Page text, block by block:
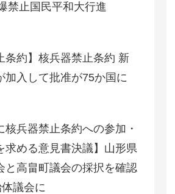
禁止国民平和大行進
条約】核兵器禁止条約 新
加入して批准が75か国に
核兵器禁止条約への参加・
求める意見書決議】山形県
と高畠町議会の採択を確認
議会に